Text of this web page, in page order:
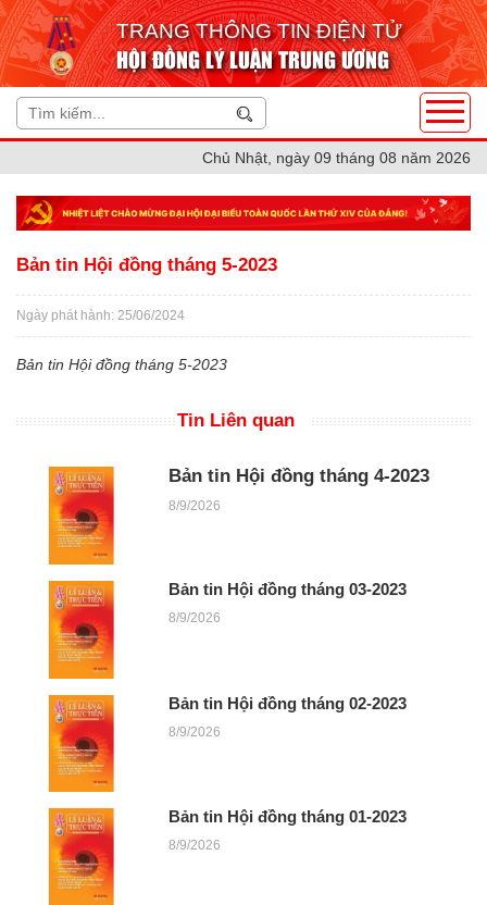
TRANG THÔNG TIN ĐIỆN TỬ
HỘI ĐỒNG LÝ LUẬN TRUNG ƯƠNG
Chủ Nhật, ngày 09 tháng 08 năm 2026
Bản tin Hội đồng tháng 5-2023
Ngày phát hành: 25/06/2024
Bản tin Hội đồng tháng 5-2023
Tin Liên quan
Bản tin Hội đồng tháng 4-2023
8/9/2026
Bản tin Hội đồng tháng 03-2023
8/9/2026
Bản tin Hội đồng tháng 02-2023
8/9/2026
Bản tin Hội đồng tháng 01-2023
8/9/2026